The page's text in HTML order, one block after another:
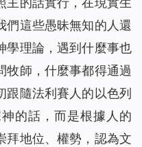
們這些愚昧無知的人還
學理論，遇到什麼事也
牧師，什麼事都得通過
隨法利賽人的以色列
的話，而是根據人的
拜地位、權勢，認為文